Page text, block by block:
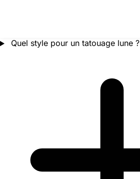
Quel style pour un tatouage lune ?